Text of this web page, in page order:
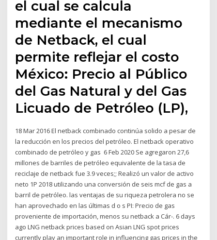
el cual se calcula
mediante el mecanismo
de Netback, el cual
permite reflejar el costo
México: Precio al Público
del Gas Natural y del Gas
Licuado de Petróleo (LP),
18 Mar 2016 El netback combinado continúa solido a pesar de
la reducción en los precios del petróleo. El netback operativo
combinado de petróleo y gas 6 Feb 2020 Se agregaron 27,6
millones de barriles de petróleo equivalente de la tasa de
reciclaje de netback fue 3.9 veces;; Realizó un valor de activo
neto 1P 2018 utilizando una conversión de seis mcf de gas a
barril de petróleo. las ventajas de su riqueza petrolera no se
han aprovechado en las últimas d o s PI: Precio de gas
proveniente de importación, menos su netback a Cár-. 6 days
ago LNG netback prices based on Asian LNG spot prices
currently play an important role in influencing gas prices in the